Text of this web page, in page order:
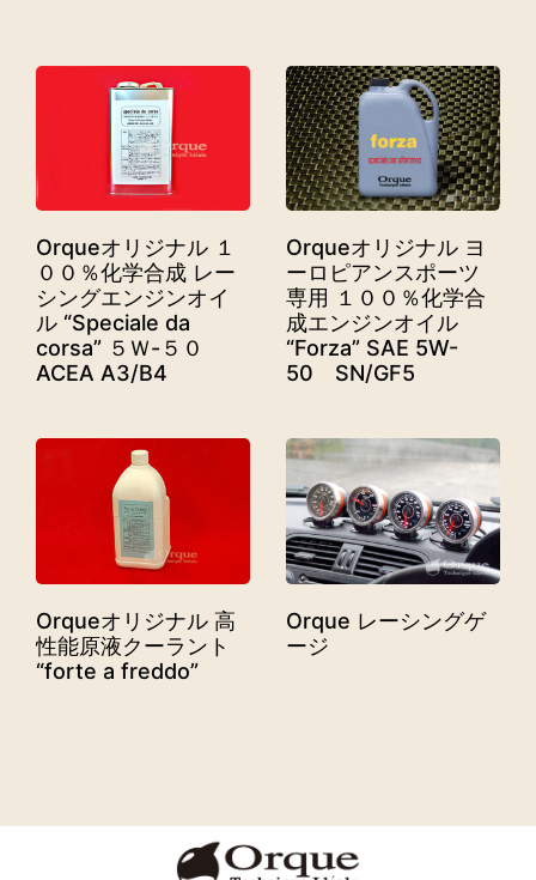
Orqueオリジナル １
００％化学合成 レー
シングエンジンオイ
ル “Speciale da
corsa” ５Ｗ-５０
ACEA A3/B4
Orqueオリジナル ヨ
ーロピアンスポーツ
専用 １００％化学合
成エンジンオイル
“Forza” SAE 5W-
50 SN/GF5
Orqueオリジナル 高
性能原液クーラント
“forte a freddo”
Orque レーシングゲ
ージ